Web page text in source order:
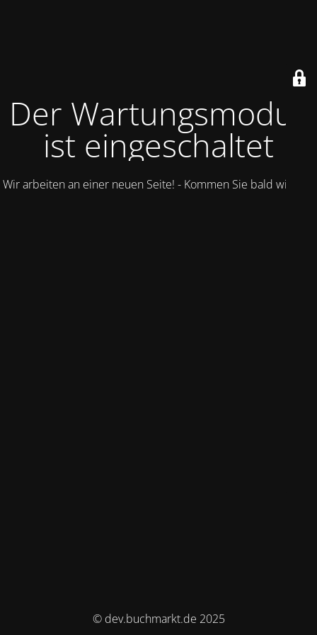
Der Wartungsmodus
ist eingeschaltet
Wir arbeiten an einer neuen Seite! - Kommen Sie bald wieder.
© dev.buchmarkt.de 2025